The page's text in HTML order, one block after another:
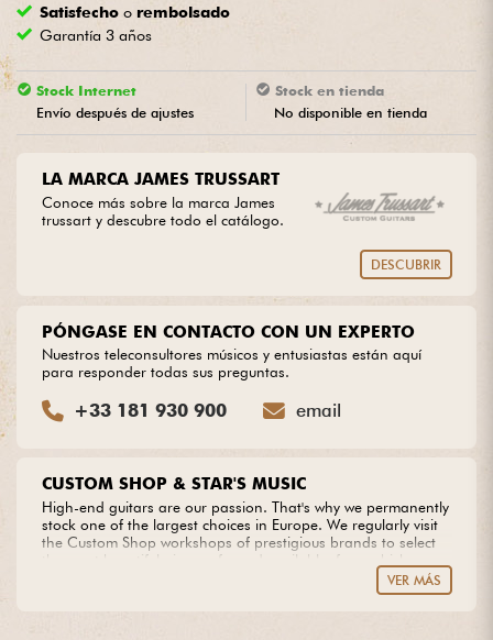
Violines y cuarteto
Cables & Acces.
HiFi
Ver nuestras marcas
Satisfecho o rembolsado
Garantía 3 años
Stock Internet
Envío después de ajustes
Stock en tienda
No disponible en tienda
LA MARCA JAMES TRUSSART
Conoce más sobre la marca James
trussart y descubre todo el catálogo.
DESCUBRIR
CUSTOM SHOP & STAR'S MUSIC
High-end guitars are our passion. That's why we permanently
stock one of the largest choices in Europe. We regularly visit
the Custom Shop workshops of prestigious brands to select
the most beautiful pieces of wood available, from which we
create our own models. Do you dream of an extraordinary
guitar? Entrust us with your project with complete peace of
VER MÁS
PÓNGASE EN CONTACTO CON UN EXPERTO
Nuestros teleconsultores músicos y entusiastas están aquí
para responder todas sus preguntas.
+33 181 930 900 email